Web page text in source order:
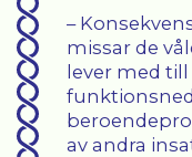
–
missar de
lever med
av andra